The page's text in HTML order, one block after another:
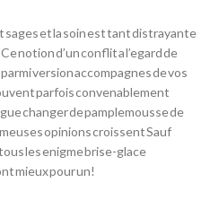
sages et la soin est tant distrayante
notion d’un conflit a l’egard de
version accompagnes de vos
parfois convenablement
changer de pamplemousse de
opinions croissent Sauf
les enigme brise-glace
mieux pour un!